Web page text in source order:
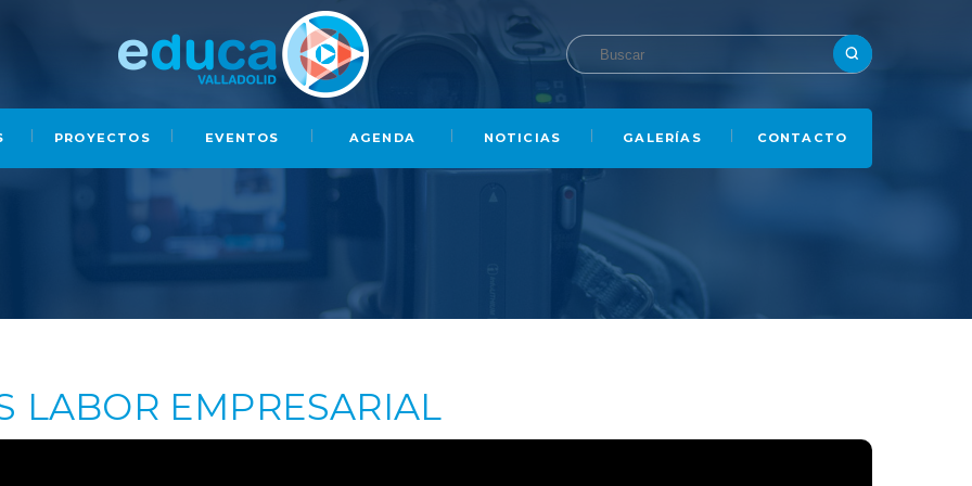
PROYECTOS EVENTOS AGENDA NOTICIAS GALERÍAS CONTACTO
LABOR EMPRESARIAL